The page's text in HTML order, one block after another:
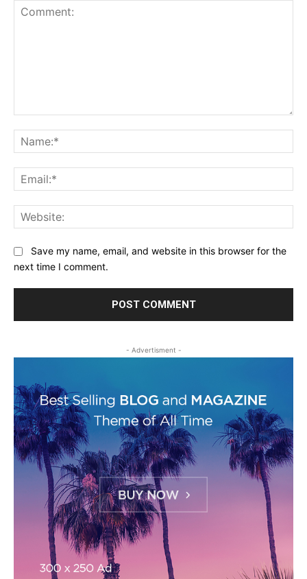
Save my name, email, and website in this browser for the
next time I comment.
- Advertisment -